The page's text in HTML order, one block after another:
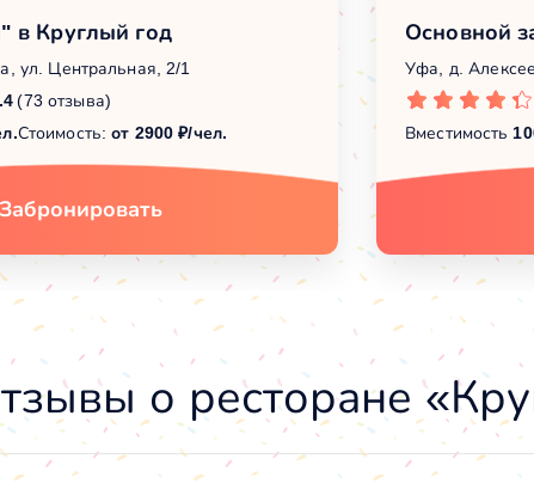
в Круглый год
ул. Центральная, 2/1
(73 отзыва)
Стоимость:от 2900 ₽/чел.
Забронировать
Основной
Уфа, д.
Вместимость
о ресторане